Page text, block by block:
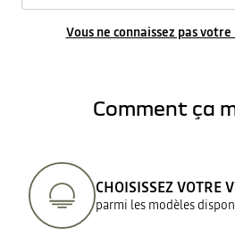
Vous ne connaissez pas
Comment ça
CHOISISSEZ VOTRE
parmi les modèles